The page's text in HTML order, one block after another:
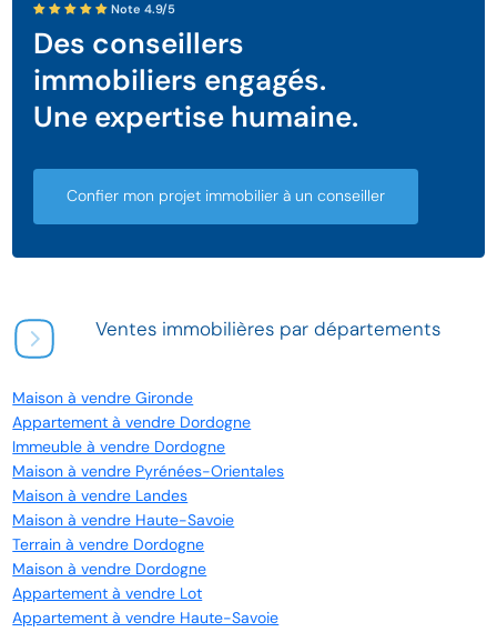
Note 4.9/5
Des conseillers
immobiliers engagés.
Une expertise humaine.
Confier mon projet immobilier à un conseiller
Ventes immobilières par départements
Maison à vendre Gironde
Appartement à vendre Dordogne
Immeuble à vendre Dordogne
Maison à vendre Pyrénées-Orientales
Maison à vendre Landes
Maison à vendre Haute-Savoie
Terrain à vendre Dordogne
Maison à vendre Dordogne
Appartement à vendre Lot
Appartement à vendre Haute-Savoie